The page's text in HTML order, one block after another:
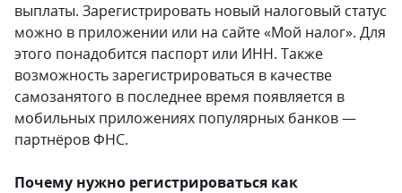
выплаты. Зарегистрировать новый налоговый статус
можно в приложении или на сайте «Мой налог». Для
этого понадобится паспорт или ИНН. Также
возможность зарегистрироваться в качестве
самозанятого в последнее время появляется в
мобильных приложениях популярных банков —
партнёров ФНС.
Почему нужно регистрироваться как